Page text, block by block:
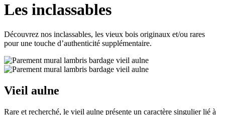
Les inclassables
Découvrez nos inclassables, les vieux bois originaux et/ou rares
pour une touche d’authenticité supplémentaire.
Vieil aulne
Rare et recherché, le vieil aulne présente un caractère singulier lié à